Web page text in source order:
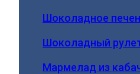
Шоколадное
Шоколадный
Мармелад из